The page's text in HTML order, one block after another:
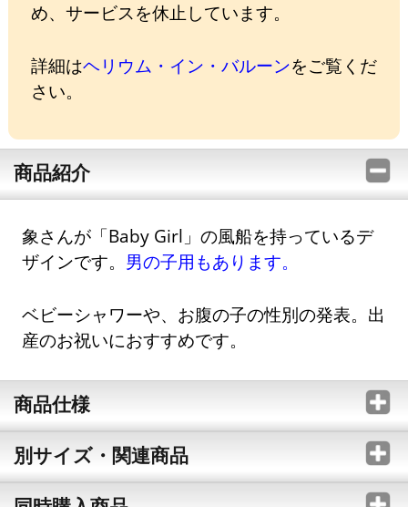
め、サービスを休止しています。
詳細はヘリウム・イン・バルーンをご覧くだ
さい。
商品紹介
象さんが「Baby Girl」の風船を持っているデ
ザインです。 男の子用もあります。
ベビーシャワーや、お腹の子の性別の発表。出
産のお祝いにおすすめです。
商品仕様
別サイズ・関連商品